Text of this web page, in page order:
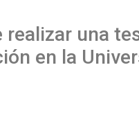
una
en la